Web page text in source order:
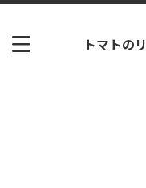
トマトの